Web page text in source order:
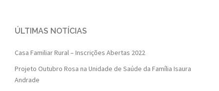
ÚLTIMAS NOTÍCIAS
Casa Familiar Rural – Inscrições Abertas 2022
Projeto Outubro Rosa na Unidade de Saúde da Família Isaura
Andrade